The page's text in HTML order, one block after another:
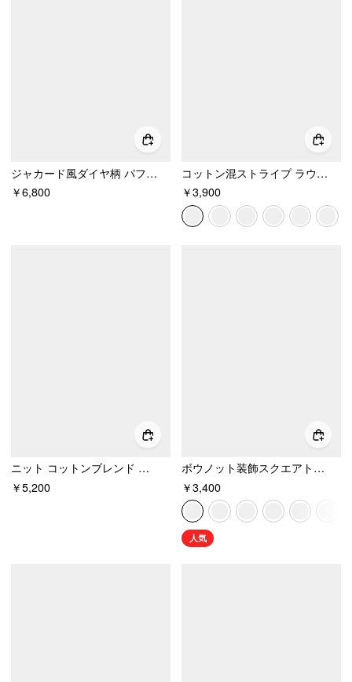
ジャカード風ダイヤ柄 パフスリーブ メタルディテール リボンバック クロップブラウス
￥6,800
コットン混ストライプ ラウンドネック ミディ丈スリーブ ウエストシャーリングTシャツ
￥3,900
ニット コットンブレンド ポルカドット リブ仕立て ヘム ベスト
￥5,200
ボウノット装飾スクエアトゥバレエメリージェーンフラットシューズ
￥3,400
人気